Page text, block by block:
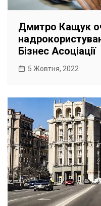
Дмитро Кащук
Бізнес Асоціації
5 Жовтня, 2022